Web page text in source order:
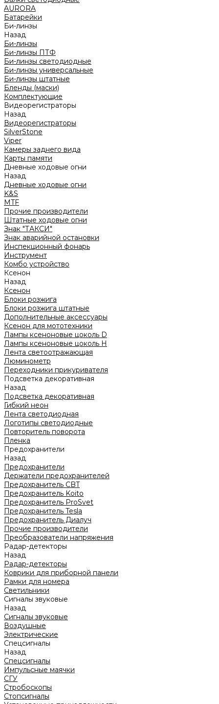
AURORA
Батарейки
Би-линзы
Назад
Би-линзы
Би-линзы ПТФ
Би-линзы светодиодные
Би-линзы универсальные
Би-линзы штатные
Бленды (маски)
Комплектующие
Видеорегистраторы
Назад
Видеорегистраторы
SilverStone
Viper
Камеры заднего вида
Карты памяти
Дневные ходовые огни
Назад
Дневные ходовые огни
K&S
MTF
Прочие производители
Штатные ходовые огни
Знак "ТАКСИ"
Знак аварийной остановки
Инспекционный фонарь
Инструмент
Комбо устройство
Ксенон
Назад
Ксенон
Блоки розжига
Блоки розжига штатные
Дополнительные аксессуары
Ксенон для мототехники
Лампы ксеноновые цоколь D
Лампы ксеноновые цоколь H
Лента светоотражающая
Люминометр
Переходники прикуривателя
Подсветка декоративная
Назад
Подсветка декоративная
Гибкий неон
Лента светодиодная
Логотипы светодиодные
Повторитель поворота
Пленка
Предохранители
Назад
Предохранители
Держатели предохранителей
Предохранитель CBT
Предохранитель Koito
Предохранитель ProSvet
Предохранитель Tesla
Предохранитель Диалуч
Прочие производители
Преобразователи напряжения
Радар-детекторы
Назад
Радар-детекторы
Коврики для приборной панели
Рамки для номера
Светильники
Сигналы звуковые
Назад
Сигналы звуковые
Воздушные
Электрические
Спецсигналы
Назад
Спецсигналы
Импульсные маячки
СГУ
Стробоскопы
Стопсигналы